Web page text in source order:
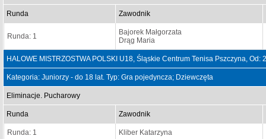
Runda Zawodnik
Runda: 1
Bajorek Małgorzata
Drąg Maria
HALOWE MISTRZOSTWA POLSKI U18, Śląskie Centrum Tenisa Pszczyna,
Kategoria: Juniorzy - do 18 lat. Typ: Gra pojedyncza; Dziewczęta
Eliminacje. Pucharowy
Runda Zawodnik
Runda: 1 Kliber Katarzyna